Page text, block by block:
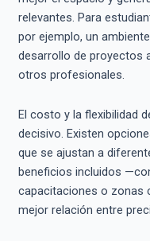
relevantes. Para
por ejemplo, un
desarrollo de proyectos
otros profesionales.
El costo y la flexibilidad
decisivo. Existen
que se ajustan a
beneficios incluidos
capacitaciones o zonas
mejor relación entre